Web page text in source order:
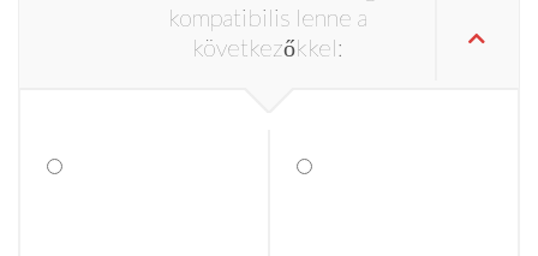
kompatibilis lenne a
következőkkel: